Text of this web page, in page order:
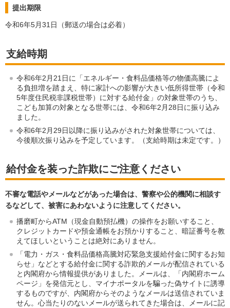
提出期限
令和6年5月31日（郵送の場合は必着）
支給時期
令和6年2月21日に「エネルギー・食料品価格等の物価高騰によ
る負担増を踏まえ、特に家計への影響が大きい低所得世帯（令和
5年度住民税非課税世帯）に対する給付金」の対象世帯のうち、
こども加算の対象となる世帯には、令和6年2月28日に振り込み
ました。
令和6年2月29日以降に振り込みがされた対象世帯については、
今後順次振り込みを予定しています。（支給時期は未定です。）
給付金を装った詐欺にご注意ください
不審な電話やメールなどがあった場合は、警察や公的機関に相談す
るなどして、被害にあわないように注意してください。
播磨町からATM（現金自動預払機）の操作をお願いすること、
クレジットカードや預金通帳をお預かりすること、暗証番号を教
えてほしいということは絶対にありません。
「電力・ガス・食料品価格高騰対応緊急支援給付金に関するお知
らせ」などとする給付金に関する詐欺的メールが配信されている
と内閣府から情報提供がありました。メールは、「内閣府ホーム
ページ」を発信元とし、マイナポータルを騙った偽サイトに誘導
するものですが、内閣府からそのようなメールは送信されていま
せん。心当たりのないメールが送られてきた場合は、メールに記